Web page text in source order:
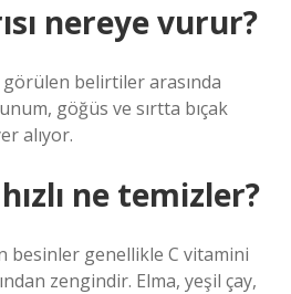
nereye vurur?
belirtiler arasında
göğüs ve sırtta bıçak
alıyor.
ne temizler?
besinler genellikle C vitamini
zengindir. Elma, yeşil çay,